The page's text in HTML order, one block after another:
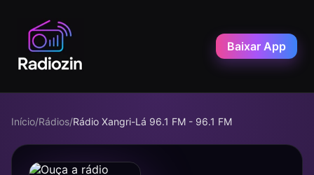
Baixar App
Início/Rádios/Rádio Xangri-Lá 96.1 FM - 96.1 FM